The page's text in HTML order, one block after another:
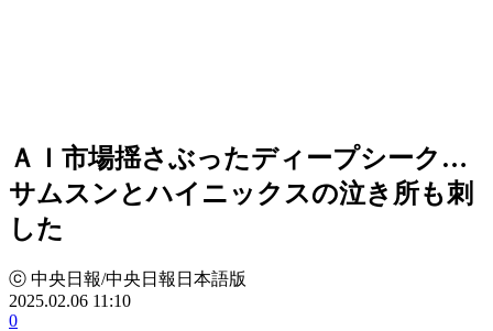
ＡＩ市場揺さぶったディープシーク…
サムスンとハイニックスの泣き所も刺
した
ⓒ 中央日報/中央日報日本語版
2025.02.06 11:10
0